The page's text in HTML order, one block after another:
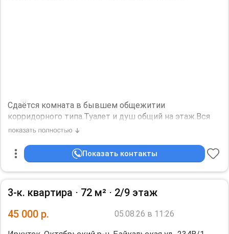
Сдаётся комната в бывшем общежитии
корридорного типа.Туалет и душ общий на этаж.Вся
обстановка имеется.Залог 15000 т.р.На длительный
Необходим залог, 18000 р.Показать контакты
3-к. квартира ⋅ 72 м² ⋅ 2/9 этаж
45 000 р. 05.08.26 в 11:26